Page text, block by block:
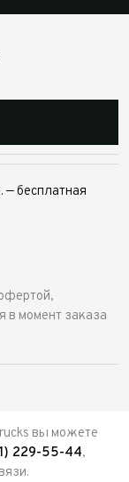
— бесплатная
в момент заказа
вы можете
229-55-44,